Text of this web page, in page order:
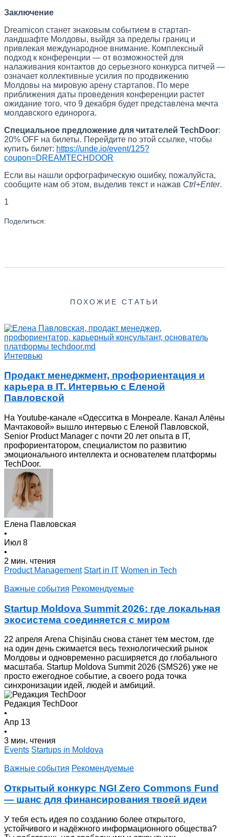
Заключение
Dreamicon станет знаковым событием в стартап-
ландшафте Молдовы, выйдя за пределы границ и
привлекая международное внимание. Комплексный
подход к конференции — от возможностей для
налаживания контактов до серьезного конкурса питчей —
означает коллективные усилия по продвижению
Молдовы на мировую арену стартапов. По мере
приближения даты проведения конференции растет
ожидание того, что 9 декабря будет представлена мечта
молдавского единорога.
Специальное предложение для читателей TechDoor:
20% OFF на билеты. Перейдите по этой ссылке, чтобы
купить билет: https://unde.io/event/125?
coupon=DREAMTECHDOOR
Если вы нашли орфографическую ошибку, пожалуйста,
сообщите нам об этом, выделив текст и нажав Ctrl+Enter.
1
Поделиться:
ПОХОЖИЕ СТАТЬИ
Интервью
Продакт менеджмент, профориентация и
карьера в IT. Интервью с Еленой
Павловской
На Youtube-канале «Одесситка в Монреале. Канал Алёны
Мачтаковой» вышло интервью с Еленой Павловской,
Senior Product Manager с почти 20 лет опыта в IT,
профориентатором, специалистом по развитию
эмоционального интеллекта и основателем платформы
TechDoor.
Елена Павловская
•
Июл 8
•
2 мин. чтения
Product Management Start in IT Women in Tech
Важные события Рекомендуемые
Startup Moldova Summit 2026: где локальная
экосистема соединяется с миром
22 апреля Arena Chișinău снова станет тем местом, где
на один день сжимается весь технологический рынок
Молдовы и одновременно расширяется до глобального
масштаба. Startup Moldova Summit 2026 (SMS26) уже не
просто ежегодное событие, а своего рода точка
синхронизации идей, людей и амбиций.
Редакция TechDoor
•
Апр 13
•
3 мин. чтения
Events Startups in Moldova
Важные события Рекомендуемые
Открытый конкурс NGI Zero Commons Fund
— шанс для финансирования твоей идеи
У тебя есть идея по созданию более открытого,
устойчивого и надёжногo информационного общества?